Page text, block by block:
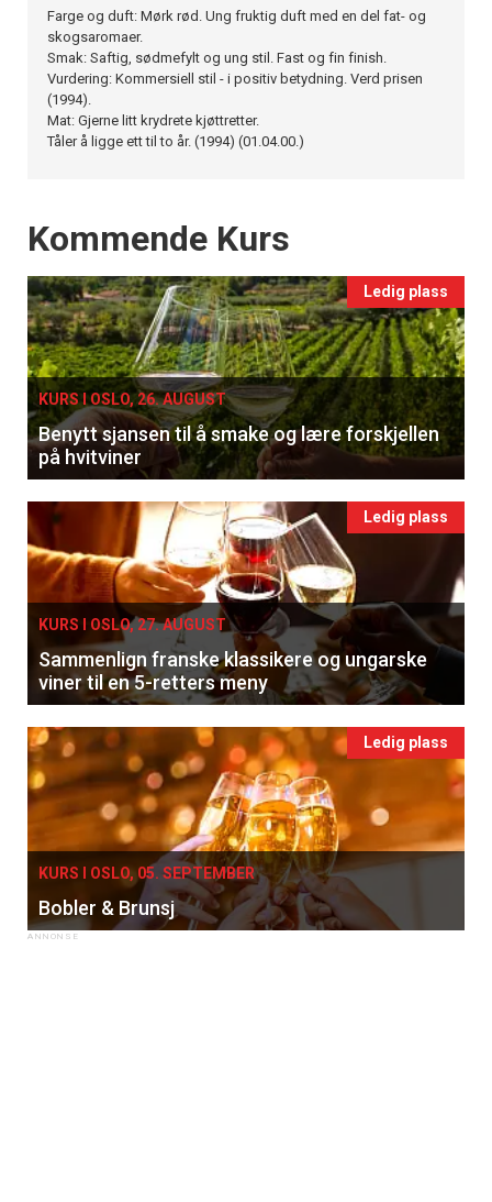
Farge og duft: Mørk rød. Ung fruktig duft med en del fat- og
skogsaromaer.
Smak: Saftig, sødmefylt og ung stil. Fast og fin finish.
Vurdering: Kommersiell stil - i positiv betydning. Verd prisen
(1994).
Mat: Gjerne litt krydrete kjøttretter.
Tåler å ligge ett til to år. (1994) (01.04.00.)
Events
Kommende Kurs
Ledig plass
KURS I OSLO, 26. AUGUST
Benytt sjansen til å smake og lære forskjellen
på hvitviner
Ledig plass
KURS I OSLO, 27. AUGUST
Sammenlign franske klassikere og ungarske
viner til en 5-retters meny
Ledig plass
KURS I OSLO, 05. SEPTEMBER
Bobler & Brunsj